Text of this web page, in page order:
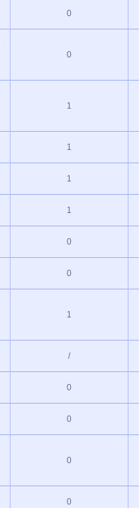
0
0
1
1
1
1
0
0
1
/
0
0
0
0